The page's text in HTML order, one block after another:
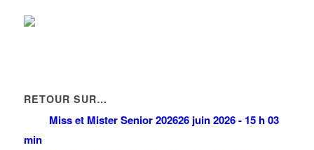
RETOUR SUR…
Miss et Mister Senior 202626 juin 2026 - 15 h 03
min